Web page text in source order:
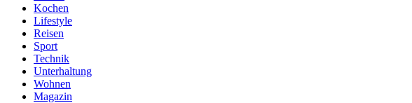
Kochen
Lifestyle
Reisen
Sport
Technik
Unterhaltung
Wohnen
Magazin